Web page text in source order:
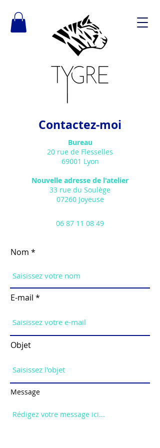
Contactez-moi
Bureau
20 rue de Flesselles
69001 Lyon
Nouvelle adresse de l'atelier
33 rue du Soulège
07260 Joyeuse
06 87 11 08 49
Nom
E-mail
Objet
Message